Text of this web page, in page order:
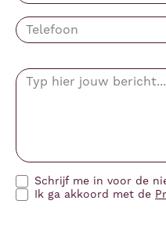
Schrijf me in voor de
Ik ga akkoord met de